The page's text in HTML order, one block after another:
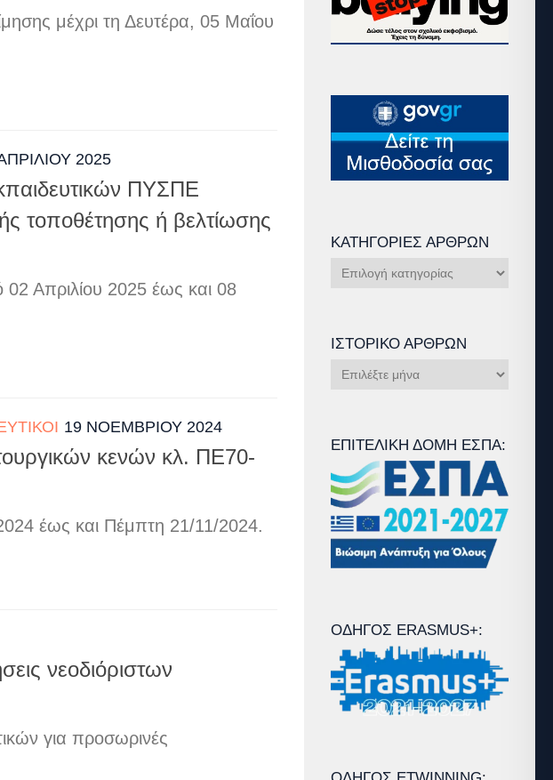
μέχρι τη Δευτέρα, 05 Μαΐου
2025
ΠΥΣΠΕ
τοποθέτησης ή βελτίωσης
Απριλίου 2025 έως και 08
19 ΝΟΕΜΒΡΊΟΥ 2024
κενών κλ. ΠΕ70-
έως και Πέμπτη 21/11/2024.
νεοδιόριστων
για προσωρινές
ΚΑΤΗΓΟΡΊΕΣ ΆΡΘΡΩΝ
Κατηγορίες
ΙΣΤΟΡΙΚΌ ΆΡΘΡΩΝ
Ιστορικό
ΕΠΙΤΕΛΙΚΉ ΔΟΜΉ ΕΣΠΑ:
ΟΔΗΓΌΣ ERASMUS+: